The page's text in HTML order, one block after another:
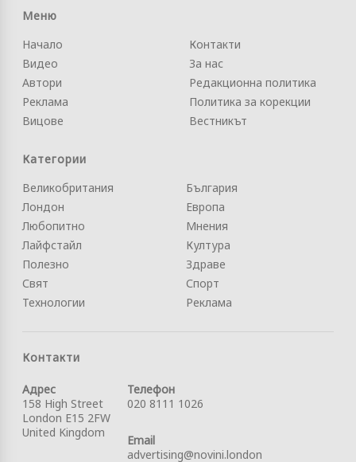
Меню
Начало
Видео
Автори
Реклама
Вицове
Контакти
За нас
Редакционна политика
Политика за корекции
Вестникът
Категории
Великобритания
Лондон
Любопитно
Лайфстайл
Полезно
Свят
Технологии
България
Европа
Мнения
Култура
Здраве
Спорт
Реклама
Контакти
Адрес
158 High Street
London E15 2FW
United Kingdom
Телефон
020 8111 1026
Email
advertising@novini.london